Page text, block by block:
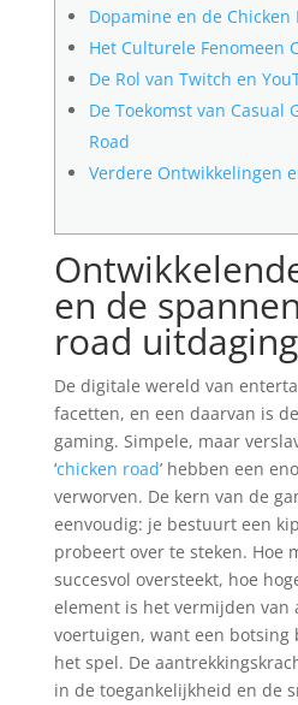
Dopamine en de Chicken
Het Culturele Fenomeen
De Rol van Twitch en
De Toekomst van Casual
Road
Verdere Ontwikkelingen
en de
road uitdaging
De digitale wereld van
facetten, en een daarvan is
gaming. Simpele, maar
‘chicken road’ hebben een
verworven. De kern van de
eenvoudig: je bestuurt een
probeert over te steken. Hoe
succesvol oversteekt, hoe
element is het vermijden van
voertuigen, want een botsing
het spel. De
in de toegankelijkheid en de